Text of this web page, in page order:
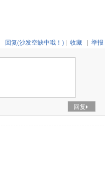
回复(沙发空缺中哦！) 收藏 举报
回复